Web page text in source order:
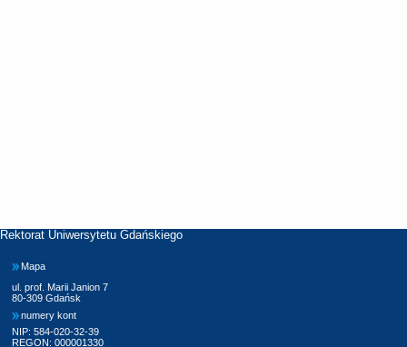
Rektorat Uniwersytetu Gdańskiego
Mapa
ul. prof. Marii Janion 7
80-309 Gdańsk
numery kont
NIP: 584-020-32-39
REGON: 000001330